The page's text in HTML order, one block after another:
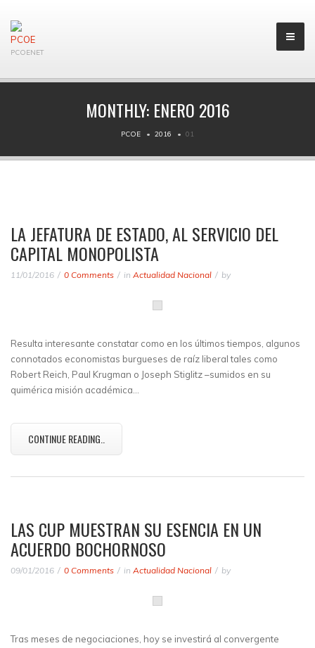
PCOENET
MONTHLY:ENERO 2016
PCOE 2016 01
LA JEFATURA DE ESTADO, AL SERVICIO DEL
CAPITAL MONOPOLISTA
11/01/2016 0 Comments in Actualidad Nacional by
Resulta interesante constatar como en los últimos tiempos, algunos
connotados economistas burgueses de raíz liberal tales como
Robert Reich, Paul Krugman o Joseph Stiglitz –sumidos en su
quimérica misión académica…
CONTINUE READING..
LAS CUP MUESTRAN SU ESENCIA EN UN
ACUERDO BOCHORNOSO
09/01/2016 0 Comments in Actualidad Nacional by
Tras meses de negociaciones, hoy se investirá al convergente